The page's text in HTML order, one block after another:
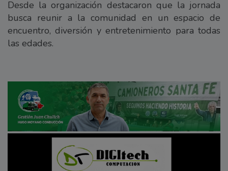
Desde la organización destacaron que la jornada
busca reunir a la comunidad en un espacio de
encuentro, diversión y entretenimiento para todas
las edades.